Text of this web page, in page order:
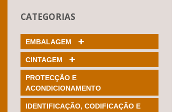
CATEGORIAS
EMBALAGEM
CINTAGEM
PROTECÇÃO E
ACONDICIONAMENTO
IDENTIFICAÇÃO, CODIFICAÇÃO E